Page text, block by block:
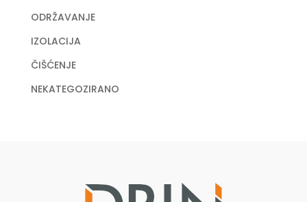
ODRŽAVANJE
IZOLACIJA
ČIŠĆENJE
NEKATEGOZIRANO